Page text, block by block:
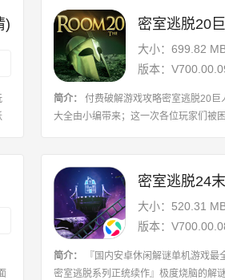
) 密室逃脱20
大小：699.82
版本：
简介：
付费破解游戏攻略密室逃脱20
大全由小编带来；这一次各位玩家们被
密室逃脱24
大小：520.31
版本：
简介：
『国内安卓休闲解谜单机游戏
密室逃脱系列正统续作』极度烧脑的解